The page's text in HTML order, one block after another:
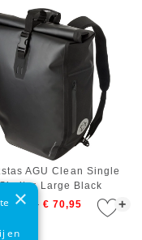
+
AGU Clean Single
Large Black
€ 95,00 € 70,95
×
en